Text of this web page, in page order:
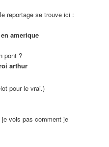
reportage se trouve ici :
amerique
pont ?
arthur
pour le vrai.)
vois pas comment je